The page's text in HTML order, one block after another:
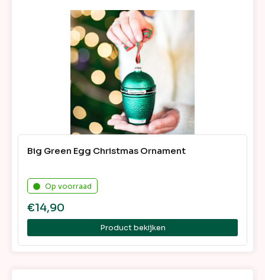
Big Green Egg Christmas Ornament
Op voorraad
€14,90
Product bekijken